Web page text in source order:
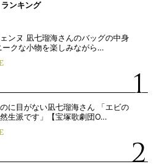
ランキング
ンヌ 凪七瑠海さんのバッグの中身
ークな小物を楽しみながら…
に目がない凪七瑠海さん 「エビの
生派です」【宝塚歌劇団O…